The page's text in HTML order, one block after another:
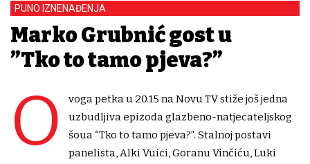
PUNO IZNENAĐENJA
Marko Grubnić gost u
”Tko to tamo pjeva?”
O
voga petka u 20.15 na Novu TV stiže još jedna
uzbudljiva epizoda glazbeno-natjecateljskog
šoua “Tko to tamo pjeva?”. Stalnoj postavi
panelista, Alki Vuici, Goranu Vinčiću, Luki